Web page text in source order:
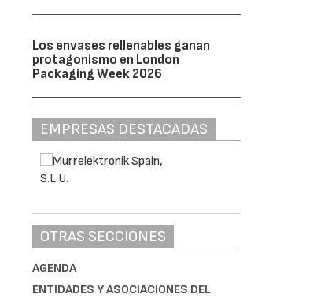
Los envases rellenables ganan
protagonismo en London
Packaging Week 2026
EMPRESAS DESTACADAS
OTRAS SECCIONES
AGENDA
ENTIDADES Y ASOCIACIONES DEL